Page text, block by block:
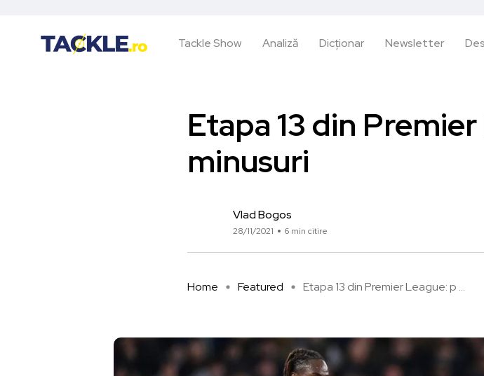
Tackle Show Analiză Dicționar Newsletter
Etapa 13 din
minusuri
Vlad Bogos
28/11/2021 6 min citire
Home Featured Etapa 13 din Premier League: p ...